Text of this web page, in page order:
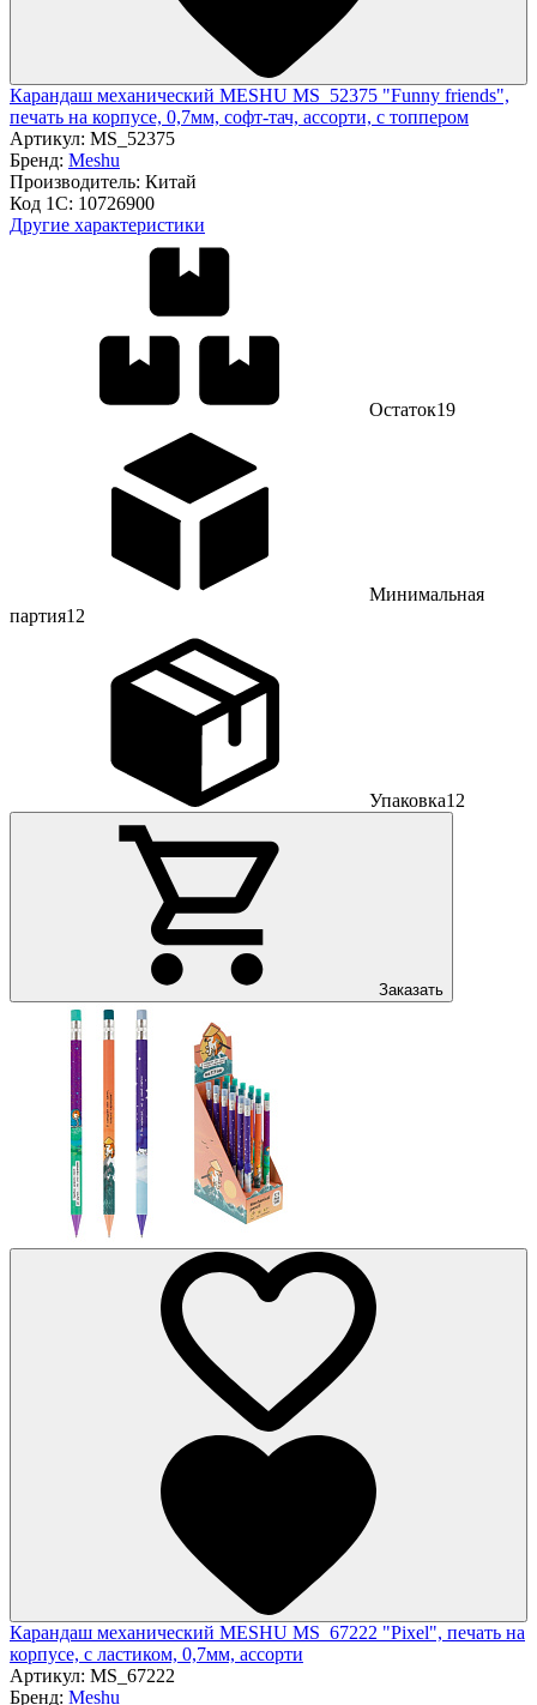
Карандаш механический MESHU MS_52375 "Funny friends",
печать на корпусе, 0,7мм, софт-тач, ассорти, с топпером
Артикул: MS_52375
Бренд: Meshu
Производитель: Китай
Код 1С: 10726900
Другие характеристики
Остаток19
Минимальная
партия12
Упаковка12
Заказать
Карандаш механический MESHU MS_67222 "Pixel", печать на
корпусе, с ластиком, 0,7мм, ассорти
Артикул: MS_67222
Бренд: Meshu